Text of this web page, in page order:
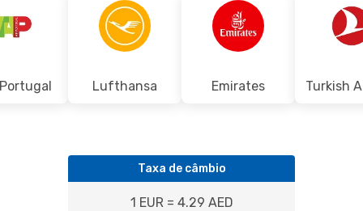
Lufthansa Emirates Turkish
Taxa de câmbio
1 EUR = 4.29 AED